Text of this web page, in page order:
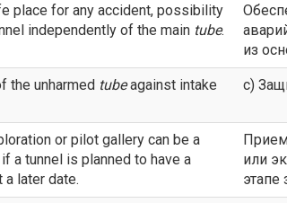
place for any accident, possibility
independently of the main tube.
из
the unharmed tubeagainst intake
с)
or pilot gallery can be a
a tunnel is planned to have a
a later date.
или
этапе